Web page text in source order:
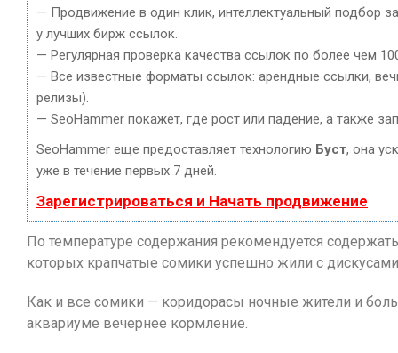
— Продвижение в один клик, интеллектуальный подбор
у лучших бирж ссылок.
— Регулярная проверка качества ссылок по более чем
— Все известные форматы ссылок: арендные ссылки,
релизы).
— SeoHammer покажет, где рост или падение, а также
SeoHammer еще предоставляет технологию Буст, она
уже в течение первых 7 дней.
Зарегистрироваться и Начать продвижение
По температуре содержания рекомендуется
которых крапчатые сомики успешно жили с дискусами
Как и все сомики — коридорасы ночные жители и
аквариуме вечернее кормление.